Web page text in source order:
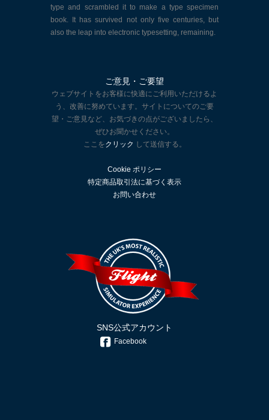
type and scrambled it to make a type specimen
book. It has survived not only five centuries, but
also the leap into electronic typesetting, remaining.
ご意見・ご要望
ウェブサイトをお客様に快適にご利用いただけるよ
う、改善に努めています。サイトについてのご要
望・ご意見など、お気づきの点がございましたら、
ぜひお聞かせください。
ここをクリック して送信する。
Cookie ポリシー
特定商品取引法に基づく表示
お問い合わせ
SNS公式アカウント
Facebook